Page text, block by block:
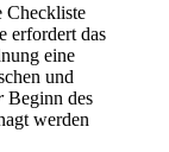
Checkliste
erfordert das
eine
und
Beginn des
werden